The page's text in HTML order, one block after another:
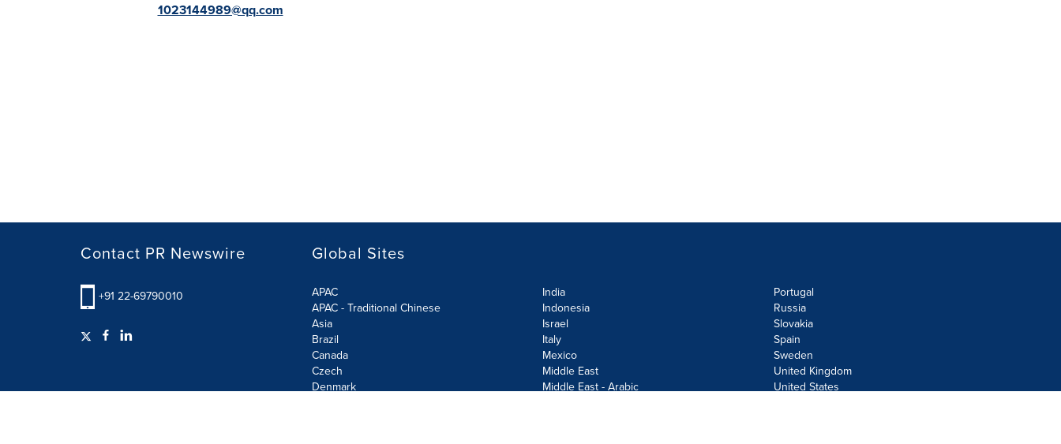
1023144989@qq.com
Contact PR Newswire
+91 22-69790010
Global Sites
APAC
APAC - Traditional Chinese
Asia
Brazil
Canada
Czech
Denmark
India
Indonesia
Israel
Italy
Mexico
Middle East
Middle East - Arabic
Portugal
Russia
Slovakia
Spain
Sweden
United Kingdom
United States